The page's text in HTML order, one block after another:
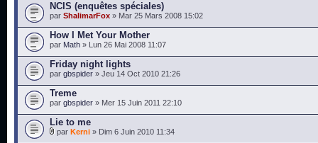
NCIS (enquêtes spéciales)
par ShalimarFox » Mar 25 Mars 2008 15:02
How I Met Your Mother
par Math » Lun 26 Mai 2008 11:07
Friday night lights
par gbspider » Jeu 14 Oct 2010 21:26
Treme
par gbspider » Mer 15 Juin 2011 22:10
Lie to me
par Kerni » Dim 6 Juin 2010 11:34